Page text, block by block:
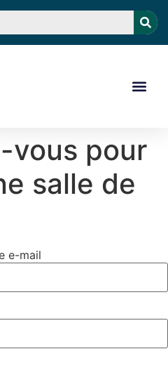
vous pour
salle de
e-mail